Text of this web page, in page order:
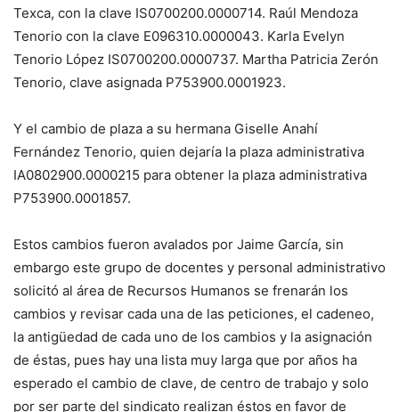
Texca, con la clave IS0700200.0000714. Raúl Mendoza
Tenorio con la clave E096310.0000043. Karla Evelyn
Tenorio López IS0700200.0000737. Martha Patricia Zerón
Tenorio, clave asignada P753900.0001923.
Y el cambio de plaza a su hermana Giselle Anahí
Fernández Tenorio, quien dejaría la plaza administrativa
IA0802900.0000215 para obtener la plaza administrativa
P753900.0001857.
Estos cambios fueron avalados por Jaime García, sin
embargo este grupo de docentes y personal administrativo
solicitó al área de Recursos Humanos se frenarán los
cambios y revisar cada una de las peticiones, el cadeneo,
la antigüedad de cada uno de los cambios y la asignación
de éstas, pues hay una lista muy larga que por años ha
esperado el cambio de clave, de centro de trabajo y solo
por ser parte del sindicato realizan éstos en favor de